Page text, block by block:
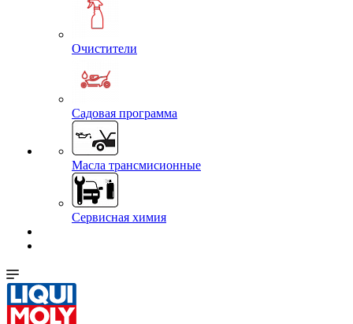
Очистители
Садовая программа
Масла трансмисионные
Сервисная химия